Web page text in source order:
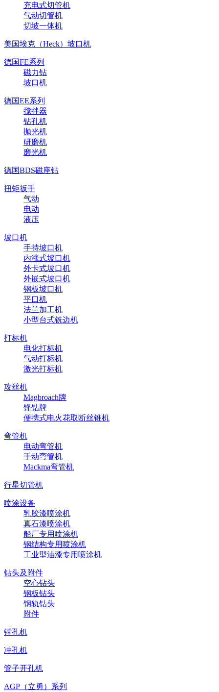
充电式切管机
气动切管机
切坡一体机
美国埃克（Heck）坡口机
德国FE系列
磁力钻
坡口机
德国EE系列
搅拌器
钻孔机
抛光机
研磨机
磨光机
德国BDS磁座钻
扭矩扳手
气动
电动
液压
坡口机
手持坡口机
内涨式坡口机
外卡式坡口机
外嵌式坡口机
钢板坡口机
平口机
法兰加工机
小型台式铣边机
打标机
电化打标机
气动打标机
激光打标机
攻丝机
Magbroach牌
锋钻牌
便携式电火花取断丝锥机
弯管机
电动弯管机
手动弯管机
Mackma弯管机
行星切管机
喷涂设备
乳胶漆喷涂机
真石漆喷涂机
船厂专用喷涂机
钢结构专用喷涂机
工业型油漆专用喷涂机
钻头及附件
空心钻头
钢板钻头
钢轨钻头
附件
镗孔机
冲孔机
管子开孔机
AGP（立勇）系列